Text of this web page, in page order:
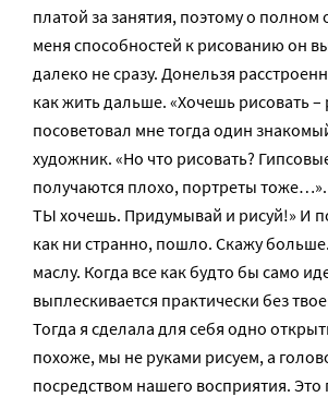
платой за занятия, поэтому о полном
меня способностей к рисованию он
далеко не сразу. Донельзя
как жить дальше. «Хочешь рисовать
посоветовал мне тогда один
художник. «Но что рисовать?
получаются плохо, портреты тоже…».
ТЫ хочешь. Придумывай и рисуй!» И
как ни странно, пошло. Скажу
маслу. Когда все как будто бы само
выплескивается практически без
Тогда я сделала для себя одно
похоже, мы не руками рисуем, а
посредством нашего восприятия.